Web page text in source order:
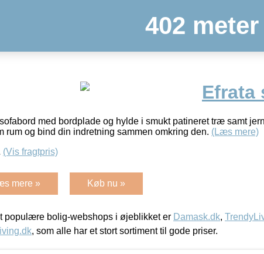
402 meter
Efrata
med bordplade og hylde i smukt patineret træ samt
rum og bind din indretning sammen omkring den. (Læs mere)
(Vis fragtpris)
mere » Køb nu »
populære bolig-webshops i øjeblikket er Damask.dk,
, som alle har et stort sortiment til gode priser.